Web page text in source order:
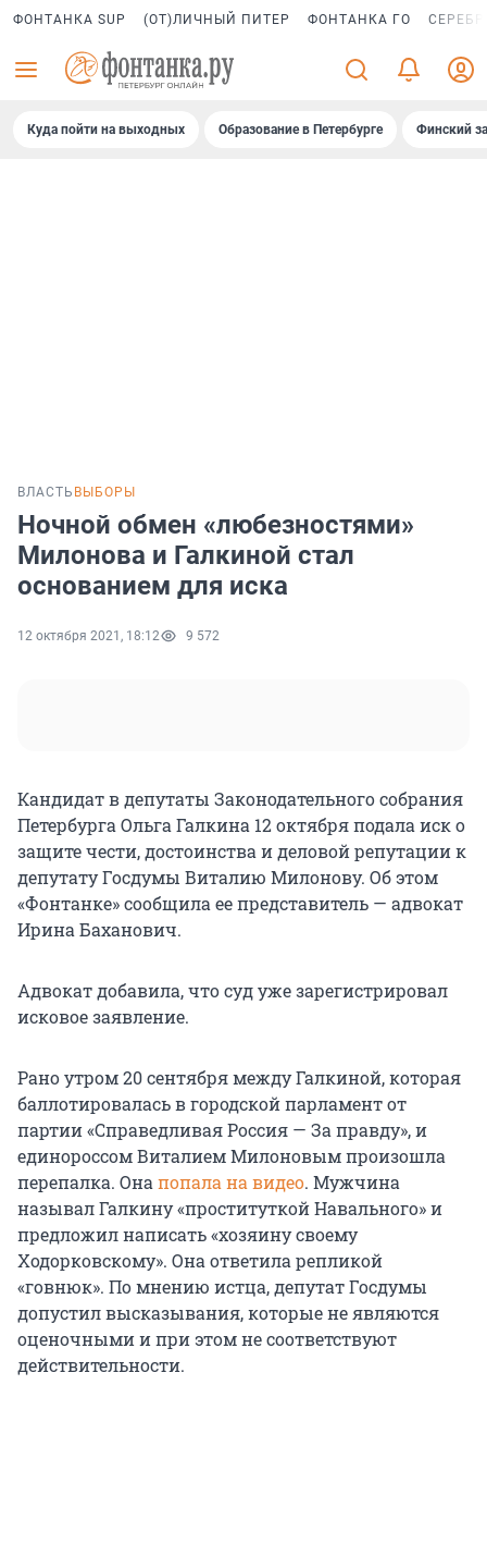
ФОНТАНКА SUP (ОТ)ЛИЧНЫЙ ПИТЕР ФОНТАНКА ГО
Куда пойти на выходных Образование в Петербурге Финский
ВЛАСТЬ ВЫБОРЫ
Ночной обмен «любезностями»
Милонова и Галкиной стал
основанием для иска
12 октября 2021, 18:12 9 572
Кандидат в депутаты Законодательного собрания
Петербурга Ольга Галкина 12 октября подала иск о
защите чести, достоинства и деловой репутации к
депутату Госдумы Виталию Милонову. Об этом
«Фонтанке» сообщила ее представитель — адвокат
Ирина Баханович.
Адвокат добавила, что суд уже зарегистрировал
исковое заявление.
Рано утром 20 сентября между Галкиной, которая
баллотировалась в городской парламент от
партии «Справедливая Россия — За правду», и
единороссом Виталием Милоновым произошла
перепалка. Она попала на видео. Мужчина
называл Галкину «проституткой Навального» и
предложил написать «хозяину своему
Ходорковскому». Она ответила репликой
«говнюк». По мнению истца, депутат Госдумы
допустил высказывания, которые не являются
оценочными и при этом не соответствуют
действительности.